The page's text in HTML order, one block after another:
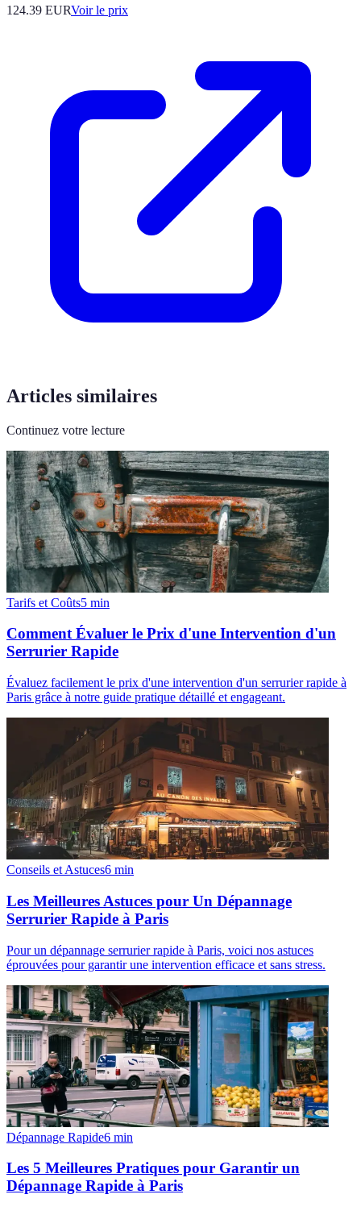
124.39 EURVoir le prix
Articles similaires
Continuez votre lecture
Tarifs et Coûts5 min
Comment Évaluer le Prix d'une Intervention d'un
Serrurier Rapide
Évaluez facilement le prix d'une intervention d'un serrurier rapide à
Paris grâce à notre guide pratique détaillé et engageant.
Conseils et Astuces6 min
Les Meilleures Astuces pour Un Dépannage
Serrurier Rapide à Paris
Pour un dépannage serrurier rapide à Paris, voici nos astuces
éprouvées pour garantir une intervention efficace et sans stress.
Dépannage Rapide6 min
Les 5 Meilleures Pratiques pour Garantir un
Dépannage Rapide à Paris